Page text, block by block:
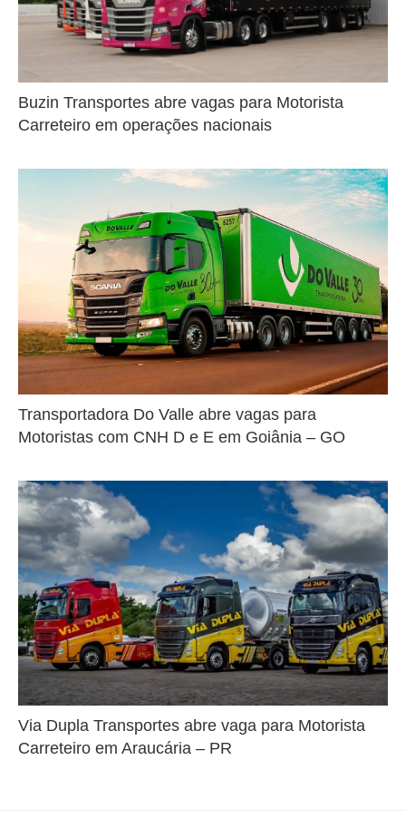
Buzin Transportes abre vagas para Motorista
Carreteiro em operações nacionais
Transportadora Do Valle abre vagas para
Motoristas com CNH D e E em Goiânia – GO
Via Dupla Transportes abre vaga para Motorista
Carreteiro em Araucária – PR